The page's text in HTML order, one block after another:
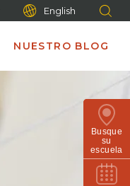
English
NUESTRO BLOG
Busque
su
escuela